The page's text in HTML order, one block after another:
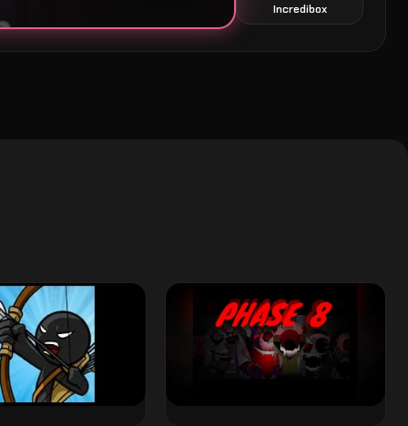
Incredibox